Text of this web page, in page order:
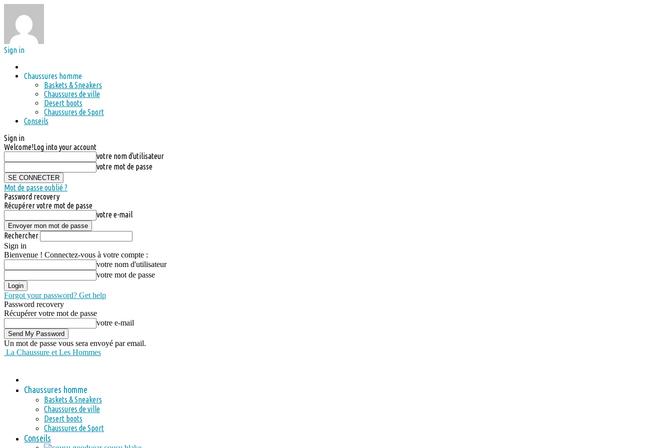
Sign in
Chaussures homme
Baskets & Sneakers
Chaussures de ville
Desert boots
Chaussures de Sport
Conseils
Sign in
Welcome!Log into your account
votre nom d'utilisateur
votre mot de passe
Mot de passe oublié ?
Password recovery
Récupérer votre mot de passe
votre e-mail
Rechercher
Sign in
Bienvenue ! Connectez-vous à votre compte :
votre nom d'utilisateur
votre mot de passe
Forgot your password? Get help
Password recovery
Récupérer votre mot de passe
votre e-mail
Un mot de passe vous sera envoyé par email.
La Chaussure et Les Hommes
Chaussures homme
Baskets & Sneakers
Chaussures de ville
Desert boots
Chaussures de Sport
Conseils